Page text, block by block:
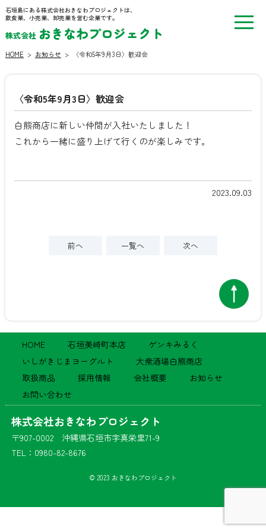
石垣島にある株式会社おきなわプロジェクトは、
飲食業、小売業、卸売業を営む企業です。
株式会社 おきなわプロジェクト
HOME > お知らせ >〈令和5年9月3日〉歓迎会
〈令和5年9月3日〉歓迎会
白熊商店に新しい仲間が入社いたしました！
これから一緒に盛り上げて行くのが楽しみです。
2023.09.03
前へ 一覧へ 次へ
HOME 石垣美崎町本店
ゲンキみるく
いしがきじまヨーグルト
大衆酒場白熊商店
取扱商品
採用情報 会社概要
お知らせ
お問い合わせ
株式会社おきなわプロジェクト
〒907-0002 沖縄県石垣市字真栄里71-9
TEL：0980-82-8676
© 2023 おきなわプロジェクト